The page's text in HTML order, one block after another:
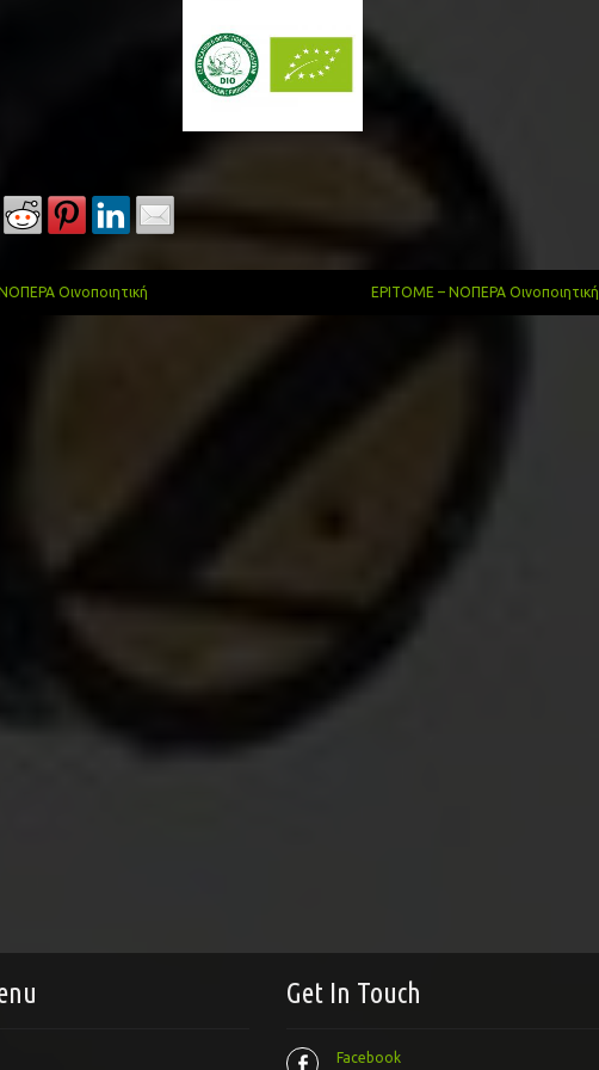
Οινοποιητική EPITOME – ΝΟΠΕΡΑ Οινοποιητική
Get In Touch
Facebook